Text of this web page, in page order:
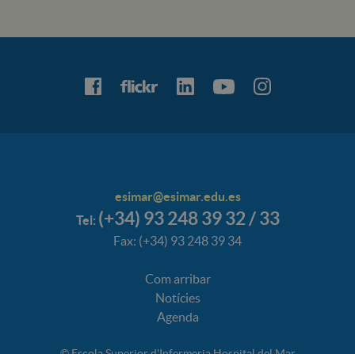
esimar@esimar.edu.es
Tel: (+34) 93 248 39 32 / 33
Fax: (+34) 93 248 39 34
Com arribar
Notícies
Agenda